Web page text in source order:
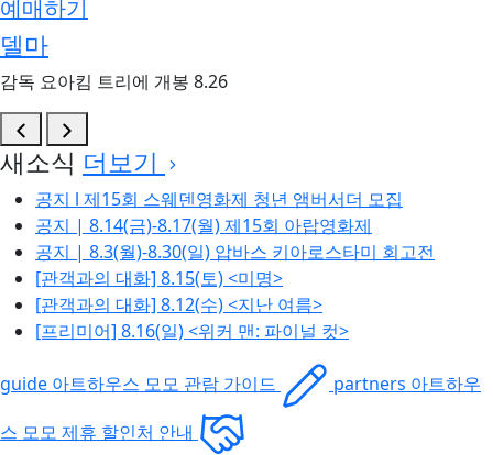
예매하기
델마
감독 요아킴 트리에 개봉 8.26
새소식 더보기
공지 l 제15회 스웨덴영화제 청년 앰버서더 모집
공지 | 8.14(금)-8.17(월) 제15회 아랍영화제
공지 | 8.3(월)-8.30(일) 압바스 키아로스타미 회고전
[관객과의 대화] 8.15(토) <미명>
[관객과의 대화] 8.12(수) <지난 여름>
[프리미어] 8.16(일) <위커 맨: 파이널 컷>
guide 아트하우스 모모 관람 가이드 partners 아트하우
스 모모 제휴 할인처 안내